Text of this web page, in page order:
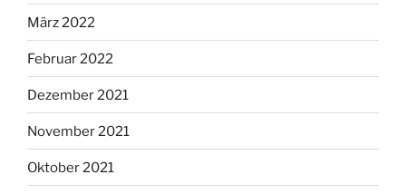
März 2022
Februar 2022
Dezember 2021
November 2021
Oktober 2021